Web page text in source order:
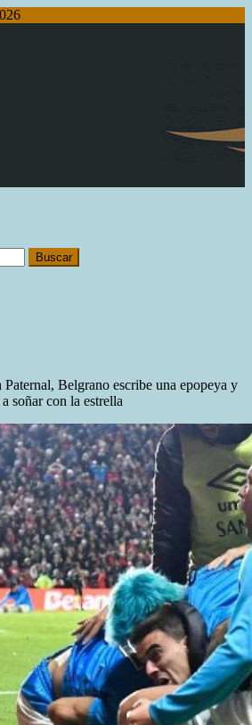
Belgrano escribe una epopeya y
soñar con la estrella